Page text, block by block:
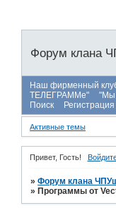
Форум клана
Наш фирменный
ТЕЛЕГРАММе"
"Мы
Поиск
Регистрация
Активные темы
Привет, Гость!
»Форум клана
» Программы от